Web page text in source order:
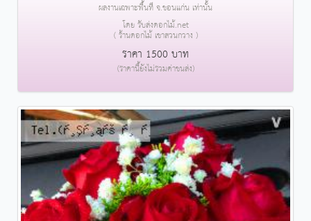
ผลงานเฉพาะพื้นที่ จ.ขอนแก่น เท่านั้น
โดย รับส่งดอกไม้.net
( ร้านดอกไม้ เขาสวนกวาง )
ราคา 1500 บาท
(ราคานี้ยังไม่รวมค่าขนส่ง)